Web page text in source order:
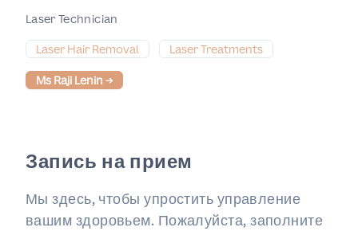
Laser Technician
Laser Hair Removal
Laser Treatments
Ms Raji Lenin →
Запись на прием
Мы здесь, чтобы упростить управление
вашим здоровьем. Пожалуйста, заполните